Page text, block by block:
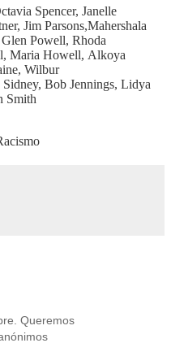
Spencer, Janelle
, Jim Parsons,Mahershala
Glen Powell, Rhoda
, Maria Howell, Alkoya
, Wilbur
Sidney, Bob Jennings, Lidya
Smith
Queremos